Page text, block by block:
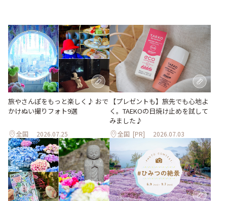
旅やさんぽをもっと楽しく♪ おで
かけぬい撮りフォト9選
全国 2026.07.25
【プレゼントも】旅先でも心地よ
く。TAEKOの日焼け止めを試して
みました♪
全国 [PR] 2026.07.03